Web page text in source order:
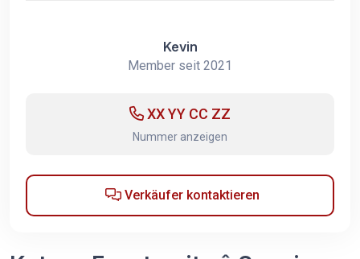
Kevin
Member seit 2021
XX YY CC ZZ
Nummer anzeigen
Verkäufer kontaktieren